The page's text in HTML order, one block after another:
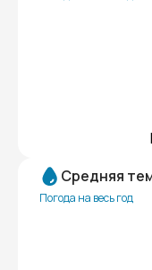
Средняя
Погода на весь год